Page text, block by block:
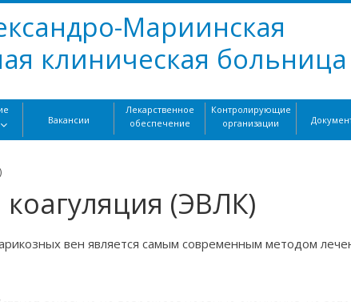
Мариинская
клиническая больница
Вакансии
Лекарственное
обеспечение
Контролирующие
организации
(ЭВЛК)
вен является самым современным методом